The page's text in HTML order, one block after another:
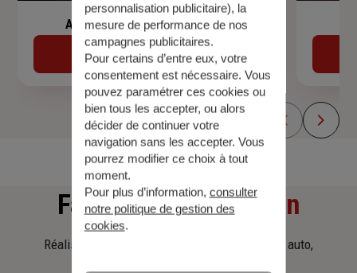
Assurance de prêt immobilier
Découvrir
Faitesune simulation
Réalisez une simulation tarifaire d'assurance, auto,
personnalisation publicitaire), la
mesure de performance de nos
campagnes publicitaires.
Pour certains d’entre eux, votre
consentement est nécessaire. Vous
pouvez paramétrer ces cookies ou
bien tous les accepter, ou alors
décider de continuer votre
navigation sans les accepter. Vous
pourrez modifier ce choix à tout
moment.
Pour plus d’information, consulter
notre politique de gestion des
cookies.